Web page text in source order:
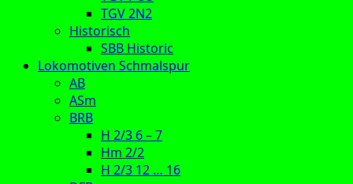
TGV 2N2
Historisch
SBB Historic
Lokomotiven Schmalspur
AB
ASm
BRB
H 2/3 6 – 7
Hm 2/2
H 2/3 12 … 16